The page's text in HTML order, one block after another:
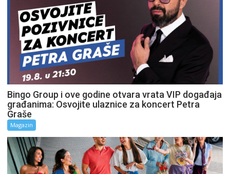
Bingo Group i ove godine otvara vrata VIP događaja
građanima: Osvojite ulaznice za koncert Petra
Graše
Magazin